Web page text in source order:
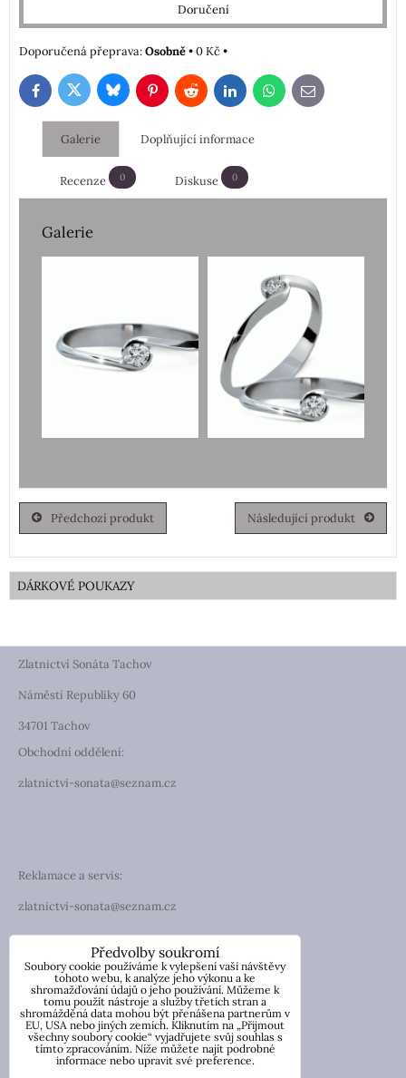
Doručení
Osobně•0 Kč•
FacebookTwitterBlueskyPinterestRedditLinkedInWhatsApp
E-
mail
Galerie Doplňující informace
Recenze 0 Diskuse 0
Galerie
Předchozí produkt Následující produkt
DÁRKOVÉ POUKAZY
Zlatnictví Sonáta Tachov
Náměstí Republiky 60
34701 Tachov
Obchodní oddělení:
zlatnictvi-sonata@seznam.cz
Reklamace a servis:
zlatnictvi-sonata@seznam.cz
TELEFON
Telefon: +420 774 194 130
IČO: 13854976
DIČ: CZ7057181846
Nicole Wetzlerová
Předvolby soukromí
Soubory cookie používáme k vylepšení vaší návštěvy
tohoto webu, k analýze jeho výkonu a ke
shromažďování údajů o jeho používání. Můžeme k
tomu použít nástroje a služby třetích stran a
shromážděná data mohou být přenášena partnerům v
EU, USA nebo jiných zemích. Kliknutím na „Přijmout
všechny soubory cookie“ vyjadřujete svůj souhlas s
tímto zpracováním. Níže můžete najít podrobné
informace nebo upravit své preference.